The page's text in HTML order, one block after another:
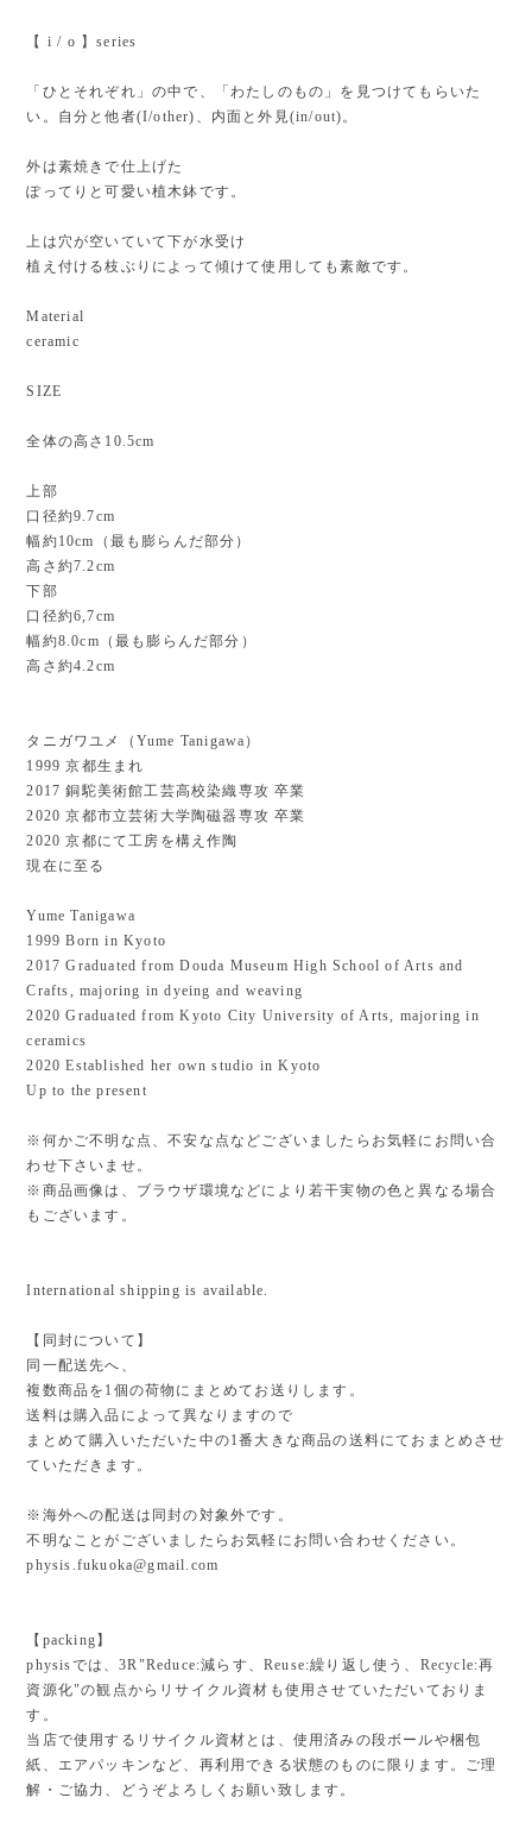
【 i / o 】series
「ひとそれぞれ」の中で、「わたしのもの」を見つけてもらいた
い。自分と他者(I/other)、内面と外見(in/out)。
外は素焼きで仕上げた
ぽってりと可愛い植木鉢です。
上は穴が空いていて下が水受け
植え付ける枝ぶりによって傾けて使用しても素敵です。
Material
ceramic
SIZE
全体の高さ10.5cm
上部
口径約9.7cm
幅約10cm（最も膨らんだ部分）
高さ約7.2cm
下部
口径約6,7cm
幅約8.0cm（最も膨らんだ部分）
高さ約4.2cm
タニガワユメ（Yume Tanigawa）
1999 京都生まれ
2017 銅駝美術館工芸高校染織専攻 卒業
2020 京都市立芸術大学陶磁器専攻 卒業
2020 京都にて工房を構え作陶
現在に至る
Yume Tanigawa
1999 Born in Kyoto
2017 Graduated from Douda Museum High School of Arts and
Crafts, majoring in dyeing and weaving
2020 Graduated from Kyoto City University of Arts, majoring in
ceramics
2020 Established her own studio in Kyoto
Up to the present
※何かご不明な点、不安な点などございましたらお気軽にお問い合
わせ下さいませ。
※商品画像は、ブラウザ環境などにより若干実物の色と異なる場合
もございます。
International shipping is available.
【同封について】
同一配送先へ、
複数商品を1個の荷物にまとめてお送りします。
送料は購入品によって異なりますので
まとめて購入いただいた中の1番大きな商品の送料にておまとめさせ
ていただきます。
※海外への配送は同封の対象外です。
不明なことがございましたらお気軽にお問い合わせください。
physis.fukuoka@gmail.com
【packing】
physisでは、3R"Reduce:減らす、Reuse:繰り返し使う、Recycle:再
資源化"の観点からリサイクル資材も使用させていただいておりま
す。
当店で使用するリサイクル資材とは、使用済みの段ボールや梱包
紙、エアパッキンなど、再利用できる状態のものに限ります。ご理
解・ご協力、どうぞよろしくお願い致します。